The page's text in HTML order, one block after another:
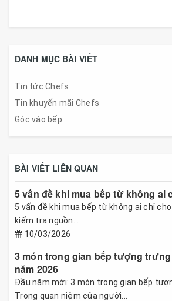
DANH MỤC BÀI VIẾT
Tin tức Chefs
Tin khuyến mãi Chefs
Góc vào bếp
BÀI VIẾT LIÊN QUAN
5 vấn đề khi mua bếp từ không ai
5 vấn đề khi mua bếp từ không ai chỉ
kiểm tra nguồn...
10/03/2026
3 món trong gian bếp tượng
năm 2026
Đầu năm mới: 3 món trong gian bếp
Trong quan niệm của người...